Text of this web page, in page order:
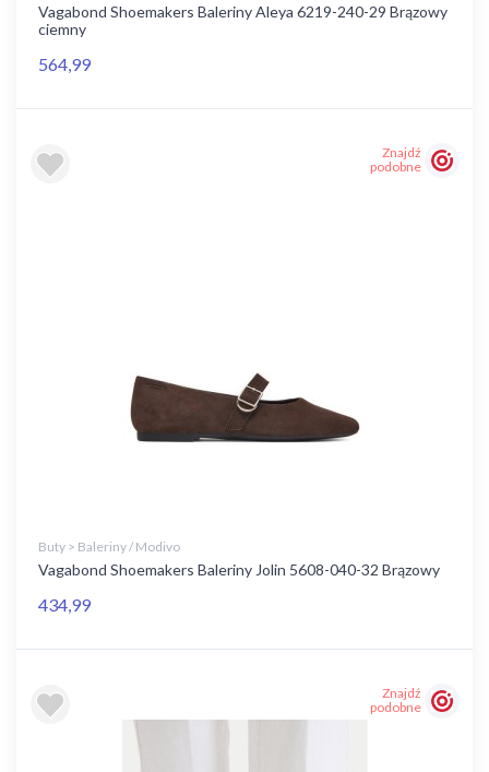
Vagabond Shoemakers Baleriny Aleya 6219-240-29 Brązowy
ciemny
564,99
Znajdź
podobne
Buty > Baleriny / Modivo
Vagabond Shoemakers Baleriny Jolin 5608-040-32 Brązowy
434,99
Znajdź
podobne